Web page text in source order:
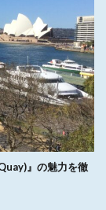
』の魅力を徹